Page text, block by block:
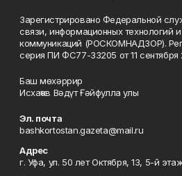
Зарегистрировано Федеральной
связи, информационных технологий
коммуникаций (РОСКОМНАДЗОР).
серия ПИ ФС77-33205 от 11 сентября
Баш мөхәррир
Исхаҡов Вәдүт Ғәйфулла улы
Эл. почта
bashkortostan.gazeta@mail.ru
Адрес
г. Уфа, ул. 50 лет Октября, 13, 5-й